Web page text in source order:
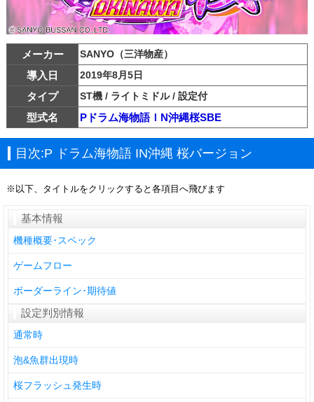
メーカー SANYO（三洋物産）
導入日 2019年8月5日
タイプ ST機 / ライトミドル / 設定付
型式名 Pドラム海物語ＩN沖縄桜SBE
目次:P ドラム海物語 IN沖縄 桜バージョン
※以下、タイトルをクリックすると各項目へ飛びます
基本情報
機種概要･スペック
ゲームフロー
ボーダーライン･期待値
設定判別情報
通常時
泡&魚群出現時
桜フラッシュ発生時